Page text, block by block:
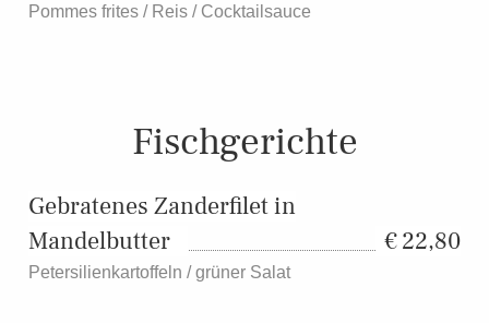
Pommes frites / Reis / Cocktailsauce
Fischgerichte
Gebratenes Zanderfilet in
Mandelbutter
22,80
Petersilienkartoffeln / grüner Salat